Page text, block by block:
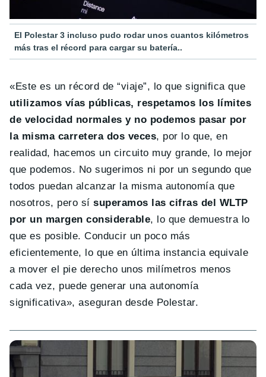
El Polestar 3 incluso pudo rodar unos cuantos kilómetros
más tras el récord para cargar su batería..
«Este es un récord de “viaje”, lo que significa que
utilizamos vías públicas, respetamos los límites
de velocidad normales y no podemos pasar por
la misma carretera dos veces, por lo que, en
realidad, hacemos un circuito muy grande, lo mejor
que podemos. No sugerimos ni por un segundo que
todos puedan alcanzar la misma autonomía que
nosotros, pero sísuperamos las cifras del WLTP
por un margen considerable, lo que demuestra lo
que es posible. Conducir un poco más
eficientemente, lo que en última instancia equivale
a mover el pie derecho unos milímetros menos
cada vez, puede generar una autonomía
significativa», aseguran desde Polestar.